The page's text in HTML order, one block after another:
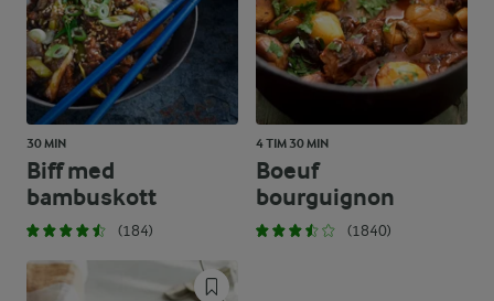
30 MIN
Biff med
bambuskott
(184)
4 TIM 30 MIN
Boeuf
bourguignon
(1840)